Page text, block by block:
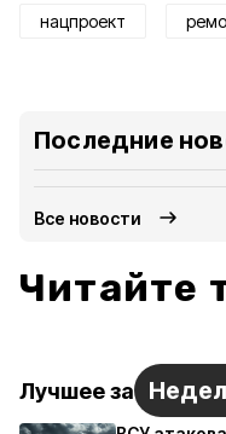
нацпроект
Последние
Все новости
Читайте
Лучшее за